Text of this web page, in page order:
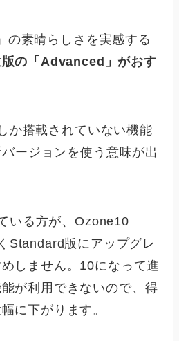
の素晴らしさを実感する
の「Advanced」がおす
か搭載されていない機能
ージョンを使う意味が出
いる方が、Ozone10
Standard版にアップグレ
しません。10になって進
が利用できないので、得
に下がります。